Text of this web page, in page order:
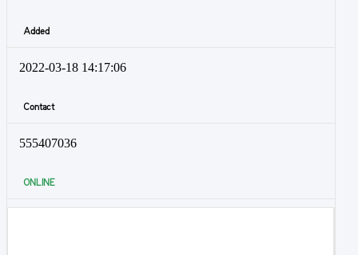
Added
2022-03-18 14:17:06
Contact
555407036
ONLINE